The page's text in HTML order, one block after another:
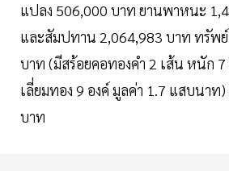
แปลง 506,000 บาท ยานพาหนะ
และสัมปทาน 2,064,983 บาท ทรัพ
บาท (มีสร้อยคอทองคำ 2 เส้น หนัก
เลี่ยมทอง 9 องค์ มูลค่า 1.7 แสบนา
บาท